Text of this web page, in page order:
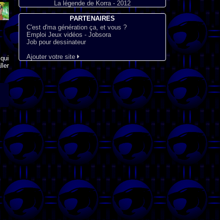
La légende de Korra - 2012
PARTENAIRES
C'est d'ma génération ça, et vous ?
Emploi Jeux vidéos - Jobsora
Job pour dessinateur
Ajouter votre site